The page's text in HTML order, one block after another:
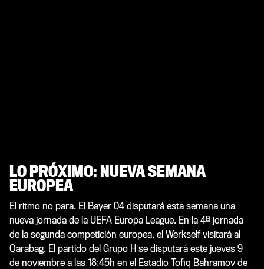
LO PRÓXIMO: NUEVA SEMANA
EUROPEA
El ritmo no para. El Bayer 04 disputará esta semana una
nueva jornada de la UEFA Europa League. En la 4ª jornada
de la segunda competición europea, el Werkself visitará al
Qarabag. El partido del Grupo H se disputará este jueves 9
de noviembre a las 18:45h en el Estadio Tofiq Bahramov de